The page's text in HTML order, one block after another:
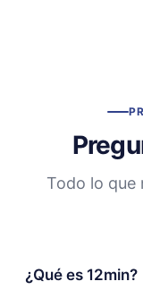
Todo lo que
¿Qué es 12min?